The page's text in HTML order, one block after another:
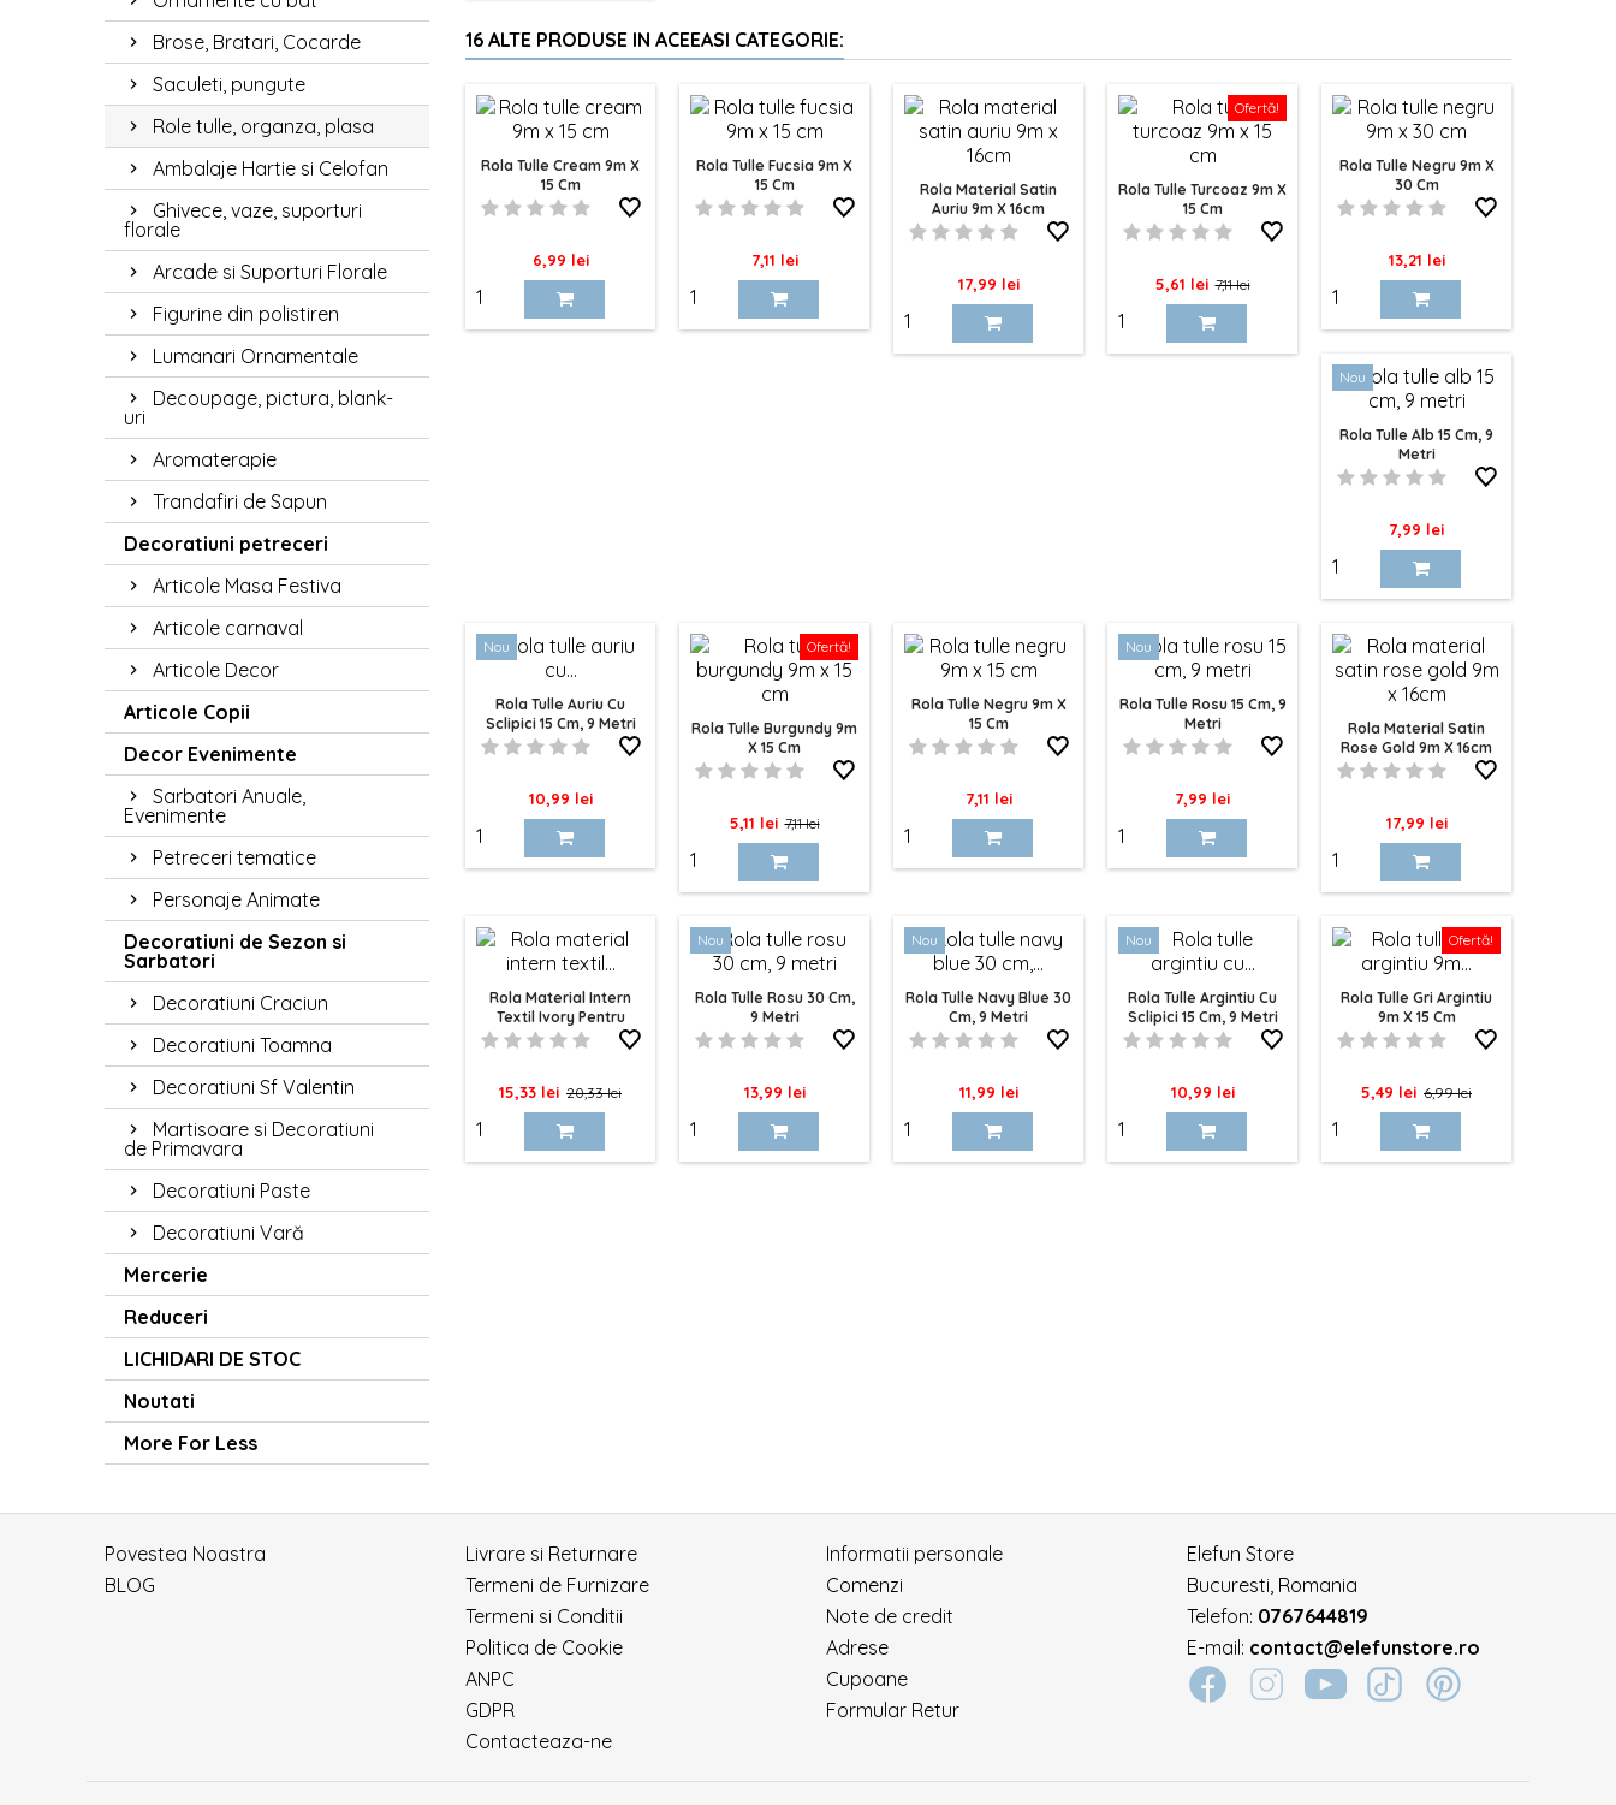
Brose, Bratari, Cocarde
Saculeti, pungute
Role tulle, organza, plasa
Ambalaje Hartie si Celofan
Ghivece, vaze, suporturi
florale
Arcade si Suporturi Florale
Figurine din polistiren
Lumanari Ornamentale
Decoupage, pictura, blank-
uri
Aromaterapie
Trandafiri de Sapun
Decoratiuni petreceri
Articole Masa Festiva
Articole carnaval
Articole Decor
Articole Copii
Decor Evenimente
Sarbatori Anuale,
Evenimente
Petreceri tematice
Personaje Animate
Decoratiuni de Sezon si
Sarbatori
Decoratiuni Craciun
Decoratiuni Toamna
Decoratiuni Sf Valentin
Martisoare si Decoratiuni
de Primavara
Decoratiuni Paste
Decoratiuni Vară
Mercerie
Reduceri
LICHIDARI DE STOC
Noutati
More For Less
16 ALTE PRODUSE IN ACEEASI CATEGORIE:
Rola Tulle Cream 9m X
15 Cm
Pret
6,99 lei
Rola Tulle Fucsia 9m X
15 Cm
Pret
7,11 lei
Rola Material Satin
Auriu 9m X 16cm
Pret
17,99 lei
Ofertă!
Rola Tulle Turcoaz 9m X
15 Cm
Pret
5,61 lei Pret
de
baza
7,11 lei
Rola Tulle Negru 9m X
30 Cm
Pret
13,21 lei
Nou
Rola Tulle Alb 15 Cm, 9
Metri
Pret
7,99 lei
Nou
Rola Tulle Auriu Cu
Sclipici 15 Cm, 9 Metri
Pret
10,99 lei
Ofertă!
Rola Tulle Burgundy 9m
X 15 Cm
Pret
5,11 lei Pret
de
baza
7,11 lei
Rola Tulle Negru 9m X
15 Cm
Pret
7,11 lei
Nou
Rola Tulle Rosu 15 Cm, 9
Metri
Pret
7,99 lei
Rola Material Satin
Rose Gold 9m X 16cm
Pret
17,99 lei
Rola Material Intern
Textil Ivory Pentru
Buchete 10m X 50cm
Pret
15,33 lei Pret
de
baza
20,33 lei
Nou
Rola Tulle Rosu 30 Cm,
9 Metri
Pret
13,99 lei
Nou
Rola Tulle Navy Blue 30
Cm, 9 Metri
Pret
11,99 lei
Nou
Rola Tulle Argintiu Cu
Sclipici 15 Cm, 9 Metri
Pret
10,99 lei
Ofertă!
Rola Tulle Gri Argintiu
9m X 15 Cm
Pret
5,49 lei Pret
de
baza
6,99 lei
Povestea Noastra
BLOG
Livrare si Returnare
Termeni de Furnizare
Termeni si Conditii
Politica de Cookie
ANPC
GDPR
Contacteaza-ne
Informatii personale
Comenzi
Note de credit
Adrese
Cupoane
Formular Retur
Elefun Store
Bucuresti, Romania
Telefon: 0767644819
E-mail: contact@elefunstore.ro